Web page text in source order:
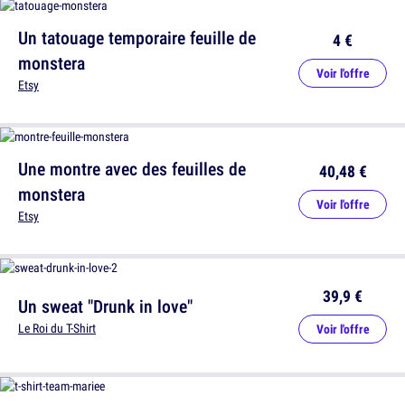
Un tatouage temporaire feuille de
monstera
Etsy
4 €
Voir l'offre
Un sweat "Drunk in love"
Le Roi du T-Shirt
39,9 €
Voir l'offre
Une montre avec des feuilles de
monstera
Etsy
40,48 €
Voir l'offre